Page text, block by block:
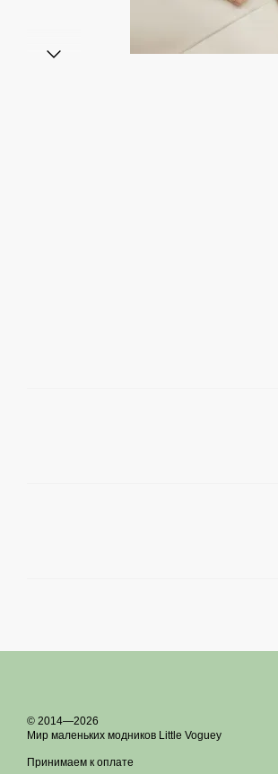
© 2014—2026
Мир маленьких модников Little Voguey
Принимаем к оплате